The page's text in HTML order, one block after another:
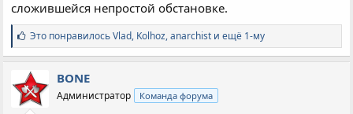
сложившейся непростой обстановке.
С
и
м
п
а
т
и
Это понравилосьVlad, Kolhoz,anarchist и ещё 1-му
BONE
Администратор Команда форума